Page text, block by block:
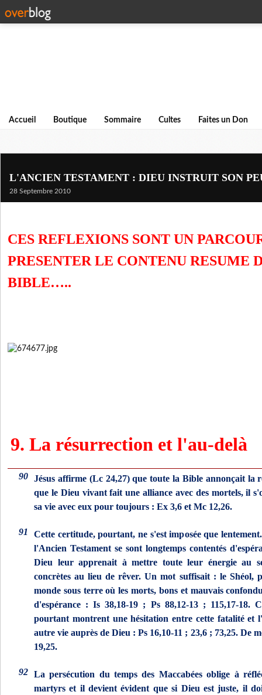
Accueil Boutique Sommaire Cultes Faites un Don
L'ANCIEN TESTAMENT : DIEU INSTRUIT SON
28 Septembre 2010
CES REFLEXIONS SONT UN
PRESENTER LE CONTENU RESUME
BIBLE…..
9. La résur­rection et l'au-delà
90 Jésus affirme (Lc 24,27) que toute la Bible annonçait la
que le Dieu vivant fait une alliance avec des mortels, il
sa vie avec eux pour toujours : Ex 3,6 et Mc 12,26.
91
Cette certitude, pourtant, ne s'est imposée que
l'Ancien Testament se sont longtemps contentés
Dieu leur apprenait à mettre toute leur énergie au
concrètes au lieu de rêver. Un mot suffisait : le Shéol,
monde sous terre où les morts, bons et mauvais
d'espérance : Is 38,18-19 ; Ps 88,12-13 ; 115,17-18.
pourtant montrent une hésitation entre cette fatalité et
autre vie auprès de Dieu : Ps 16,10-11 ; 23,6 ; 73,25. De
19,25.
92 La persécution du temps des Maccabées oblige à
martyrs et il devient évident que si Dieu est juste, il